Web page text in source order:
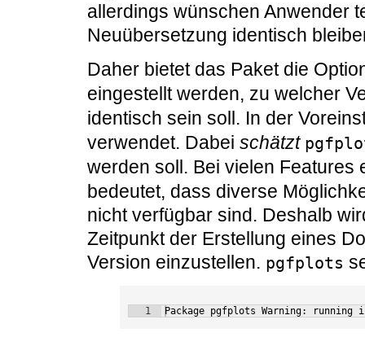
allerdings wünschen Anwender
Neuübersetzung identisch
Daher bietet das Paket die
eingestellt werden, zu welcher
identisch sein soll. In der
verwendet. Dabei schätzt
werden soll. Bei vielen Features
bedeutet, dass diverse
nicht verfügbar sind. Deshalb
Zeitpunkt der Erstellung eines
Version einzustellen. pgfplots
1 Package pgfplots Warning: